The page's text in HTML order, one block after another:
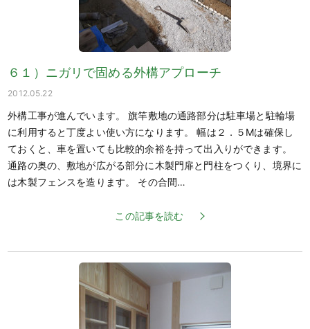
６１）ニガリで固める外構アプローチ
2012.05.22
外構工事が進んでいます。 旗竿敷地の通路部分は駐車場と駐輪場
に利用すると丁度よい使い方になります。 幅は２．５Mは確保し
ておくと、車を置いても比較的余裕を持って出入りができます。
通路の奥の、敷地が広がる部分に木製門扉と門柱をつくり、境界に
は木製フェンスを造ります。 その合間…
この記事を読む